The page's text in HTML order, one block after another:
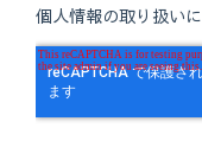
https://
2025-48003
https://